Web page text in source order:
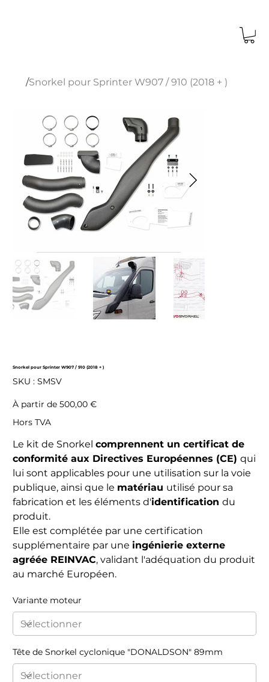
/Snorkel pour Sprinter W907 / 910 (2018 + )
Snorkel pour Sprinter W907 / 910 (2018 + )
SKU : SKU
SMSV
SMSV
À partir de Prix
500,00 €
Hors TVA
Le kit de Snorkel comprennent un certificat de
conformité aux Directives Européennes (CE) qui
lui sont applicables pour une utilisation sur la voie
publique, ainsi que le matériau utilisé pour sa
fabrication et les éléments d'identification du
produit.
Elle est complétée par une certification
supplémentaire par une ingénierie externe
agréée REINVAC, validant l'adéquation du produit
au marché Européen.
Variante moteur
Tête de Snorkel cyclonique "DONALDSON" 89mm